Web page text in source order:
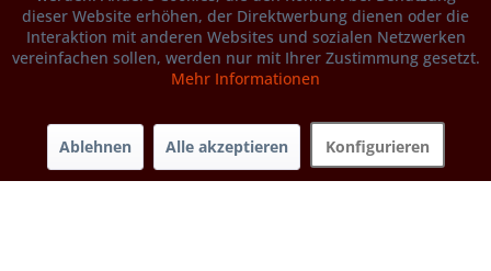
Toskana
Pinien, Säulenzypressen, Olivenbäume und Weinreben sind
die typischsten Pflanzen der Toskana. Die überwiegend
dieser Website erhöhen, der Direktwerbung dienen oder die
Interaktion mit anderen Websites und sozialen Netzwerken
vereinfachen sollen, werden nur mit Ihrer Zustimmung gesetzt.
Mehr Informationen
Ablehnen Alle akzeptieren Konfigurieren